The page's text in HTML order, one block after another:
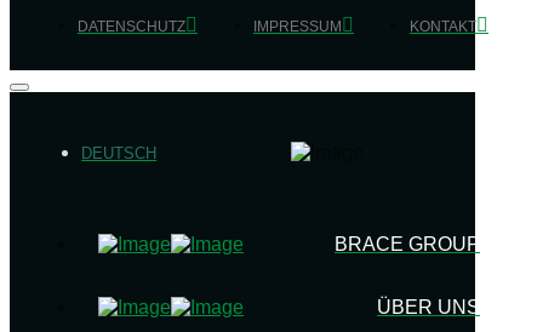
DATENSCHUTZ IMPRESSUM KONTAKT
DEUTSCH
BRACE GROUP
ÜBER UNS